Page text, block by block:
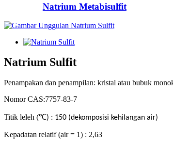
Natrium Metabisulfit
Natrium Sulfit
Penampakan dan penampilan: kristal atau bubuk
Nomor CAS:7757-83-7
Titik leleh (℃) : 150 (dekomposisi kehilangan air)
Kepadatan relatif (air = 1) : 2,63